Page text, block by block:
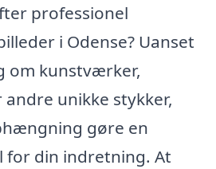
professionel
i Odense? Uanset
om kunstværker,
unikke stykker,
gøre en
for din indretning. At